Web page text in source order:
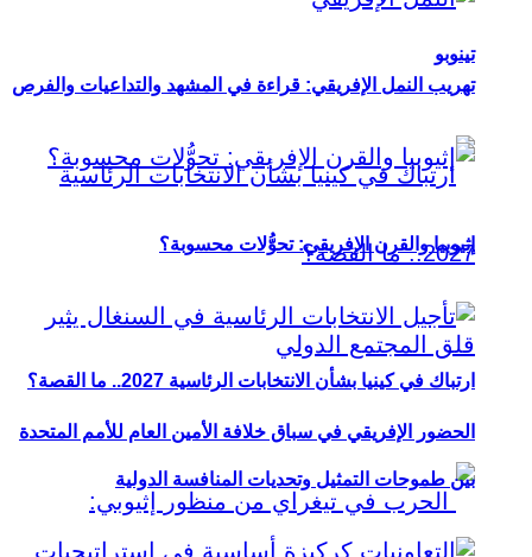
تينوبو
ارتباك في كينيا بشأن الانتخابات الرئاسية 2027.. ما القصة؟
تهريب النمل الإفريقي: قراءة في المشهد والتداعيات والفرص
إثيوبيا والقرن الإفريقي: تحوُّلات محسوبة؟
الحضور الإفريقي في سباق خلافة الأمين العام للأمم المتحدة
بين طموحات التمثيل وتحديات المنافسة الدولية